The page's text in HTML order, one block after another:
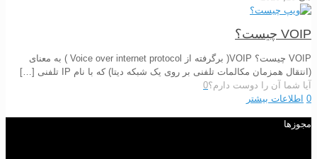
VOIP چیست؟
VOIP چیست؟ VOIP( برگرفته از Voice over internet protocol ) به معنای
(انتقال همزمان مکالمات تلفنی بر روی یک شبکه دیتا) که با نام IP تلفنی
[…]
آیا شما آن را دوست دارم؟0
0 اطلاعات بیشتر
مجوزها